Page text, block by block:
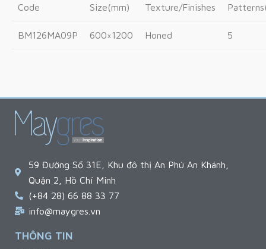
Code Size(mm) Texture/Finishes
BM126MA09P 600×1200 Honed 5
59 Đường Số 31E, Khu đô thị An Phú An Khánh,
Quận 2, Hồ Chí Minh
(+84 28) 66 88 33 77
info@maygres.vn
THÔNG TIN